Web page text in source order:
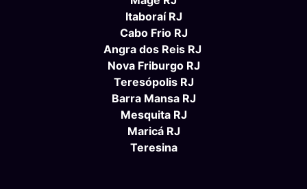
Itaboraí RJ
Cabo Frio RJ
Angra dos Reis RJ
Nova Friburgo RJ
Teresópolis RJ
Barra Mansa RJ
Mesquita RJ
Maricá RJ
Teresina